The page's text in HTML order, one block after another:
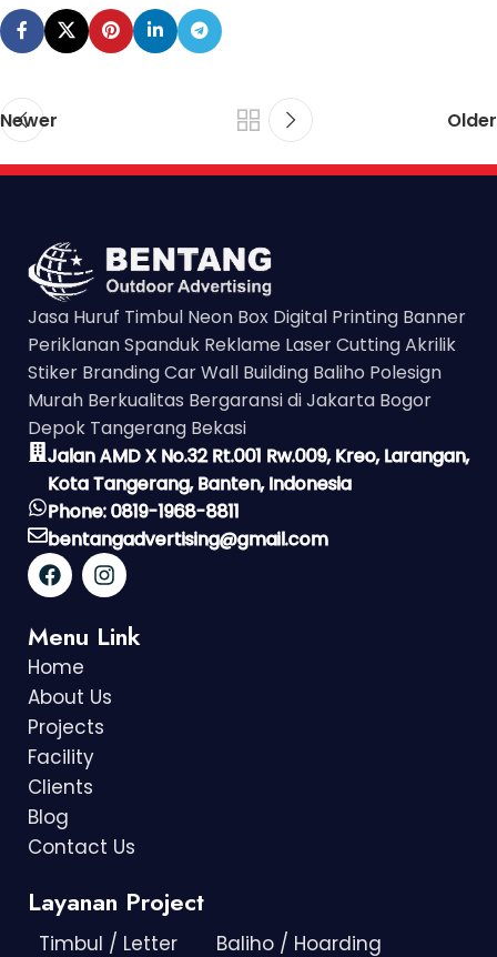
Newer Older
Jasa Huruf Timbul Neon Box Digital Printing Banner
Periklanan Spanduk Reklame Laser Cutting Akrilik
Stiker Branding Car Wall Building Baliho Polesign
Murah Berkualitas Bergaransi di Jakarta Bogor
Depok Tangerang Bekasi
Jalan AMD X No.32 Rt.001 Rw.009, Kreo, Larangan,
Kota Tangerang, Banten, Indonesia
Phone: 0819-1968-8811
bentangadvertising@gmail.com
Menu Link
Home
About Us
Projects
Facility
Clients
Blog
Contact Us
Layanan Project
Timbul / Letter Baliho / Hoarding